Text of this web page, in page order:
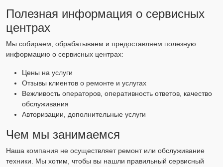
Полезная информация о сервисных
центрах
Мы собираем, обрабатываем и предоставляем полезную
информацию о сервисных центрах:
Цены на услуги
Отзывы клиентов о ремонте и услугах
Вежливость операторов, оперативность ответов, качество
обслуживания
Авторизации, дополнительные услуги
Чем мы занимаемся
Наша компания не осуществляет ремонт или обслуживание
техники. Мы хотим, чтобы вы нашли правильный сервисный